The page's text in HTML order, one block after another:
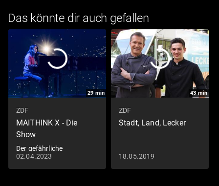
Das könnte dir auch gefallen
29 min
ZDF
MAITHINK X - Die
Show
Der gefährliche
Naturtrend
02.04.2023
43 min
ZDF
Stadt, Land, Lecker
18.05.2019